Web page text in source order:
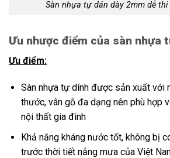
Sàn nhựa tự dán dày 2mm dễ
Ưu nhược điểm của sàn nhựa
Ưu điểm:
Sàn nhựa tự dính được sản xuất với
thước, vân gỗ đa dạng nên phù hợp
nội thất gia đình
Khả năng kháng nước tốt, không bị
trước thời tiết nắng mưa của Việt